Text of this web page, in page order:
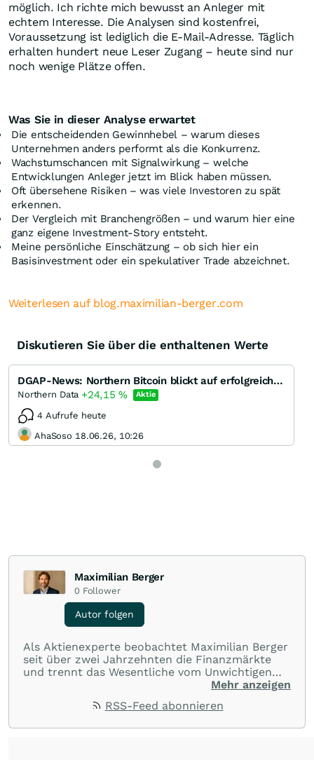
möglich. Ich richte mich bewusst an Anleger mit
echtem Interesse. Die Analysen sind kostenfrei,
Voraussetzung ist lediglich die E-Mail-Adresse. Täglich
erhalten hundert neue Leser Zugang – heute sind nur
noch wenige Plätze offen.
Was Sie in dieser Analyse erwartet
Die entscheidenden Gewinnhebel – warum dieses
Unternehmen anders performt als die Konkurrenz.
Wachstumschancen mit Signalwirkung – welche
Entwicklungen Anleger jetzt im Blick haben müssen.
Oft übersehene Risiken – was viele Investoren zu spät
erkennen.
Der Vergleich mit Branchengrößen – und warum hier eine
ganz eigene Investment-Story entsteht.
Meine persönliche Einschätzung – ob sich hier ein
Basisinvestment oder ein spekulativer Trade abzeichnet.
Weiterlesen auf blog.maximilian-berger.com
Diskutieren Sie über die enthaltenen Werte
DGAP-News: Northern Bitcoin blickt auf erfolgreiches erstes Halbjahr 2018 (deutsch)
Northern Data +24,15% Aktie
4 Aufrufe heute
AhaSoso 18.06.26, 10:26
Maximilian Berger
0 Follower
Autor folgen
Als Aktienexperte beobachtet Maximilian Berger
seit über zwei Jahrzehnten die Finanzmärkte
und trennt das Wesentliche vom Unwichtigen
und liefert wöchentlich klare, unabhängige
und Renditen liefern.
Mehr anzeigen
RSS-Feed abonnieren